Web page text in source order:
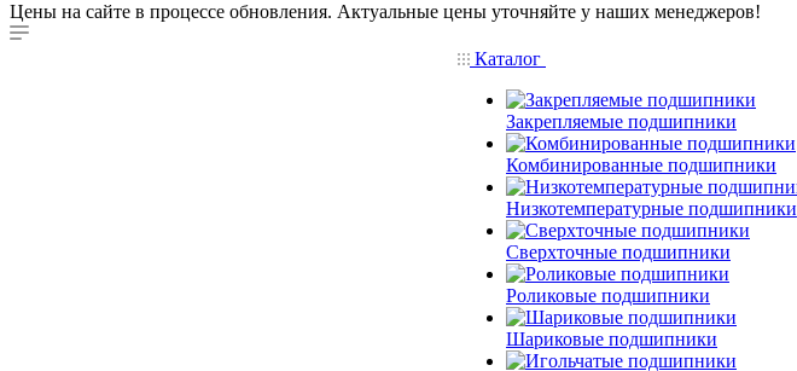
Цены на сайте в процессе обновления. Актуальные цены уточняйте у наших менеджеров!
Каталог
Закрепляемые подшипники
Комбинированные подшипники
Низкотемпературные подшипники
Сверхточные подшипники
Роликовые подшипники
Шариковые подшипники